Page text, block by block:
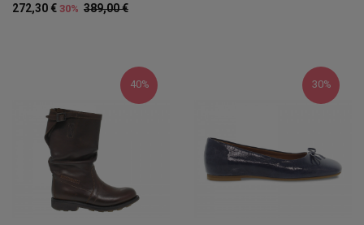
389,00 €
272,30 € 30%
40% 30%